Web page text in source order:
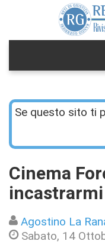
Se questo sito ti
Cinema
incastrarmi
Agostino La
Sabato, 14